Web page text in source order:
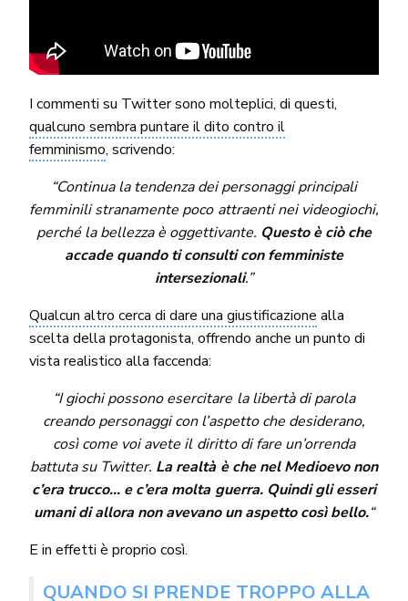
I commenti su Twitter sono molteplici, di questi,
qualcuno sembra puntare il dito contro il
femminismo, scrivendo:
“Continua la tendenza dei personaggi principali
femminili stranamente poco attraenti nei videogiochi,
perché la bellezza è oggettivante. Questo è ciò che
accade quando ti consulti con femministe
intersezionali.”
Qualcun altro cerca di dare una giustificazione alla
scelta della protagonista, offrendo anche un punto di
vista realistico alla faccenda:
“I giochi possono esercitare la libertà di parola
creando personaggi con l’aspetto che desiderano,
così come voi avete il diritto di fare un’orrenda
battuta su Twitter. La realtà è che nel Medioevo non
c’era trucco… e c’era molta guerra. Quindi gli esseri
umani di allora non avevano un aspetto così bello.“
E in effetti è proprio così.
QUANDO SI PRENDE TROPPO ALLA